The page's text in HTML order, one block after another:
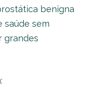
benigna
saúde sem
grandes